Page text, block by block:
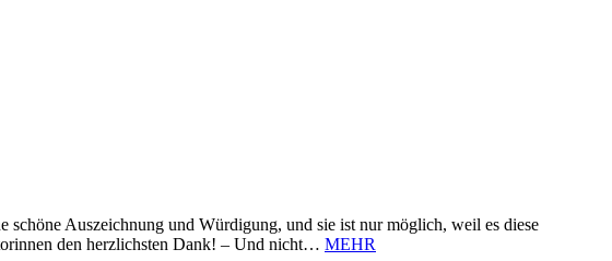
schöne Auszeichnung und Würdigung, und sie ist nur möglich, weil es diese
den herzlichsten Dank! – Und nicht… MEHR